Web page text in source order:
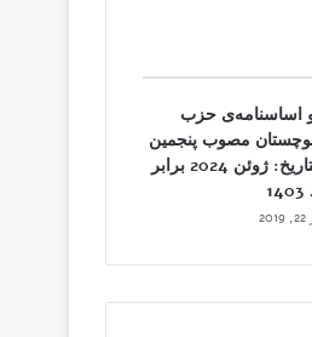
و اساسنامه‌ی حزب
مصوب پنجمین
کنگره‌ بتاریخ: ژوئن 2024 برابر